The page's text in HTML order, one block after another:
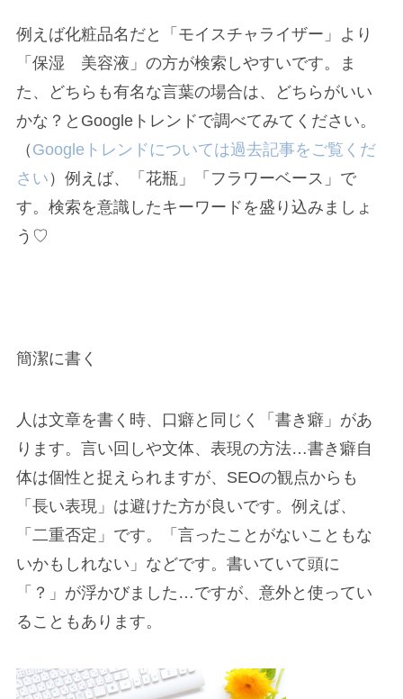
例えば化粧品名だと「モイスチャライザー」より
「保湿 美容液」の方が検索しやすいです。ま
た、どちらも有名な言葉の場合は、どちらがいい
かな？とGoogleトレンドで調べてみてください。
（ Googleトレンドについては過去記事をご覧くだ
さい ）例えば、「花瓶」「フラワーベース」で
す。検索を意識したキーワードを盛り込みましょ
う♡
簡潔に書く
人は文章を書く時、口癖と同じく 「書き癖」 があ
ります。言い回しや文体、表現の方法…書き癖自
体は個性と捉えられますが、SEOの観点からも
「長い表現」は避けた方が良いです。例えば、
「二重否定」 です。「言ったことがないこともな
いかもしれない」などです。書いていて頭に
「？」が浮かびました…ですが、意外と使ってい
ることもあります。